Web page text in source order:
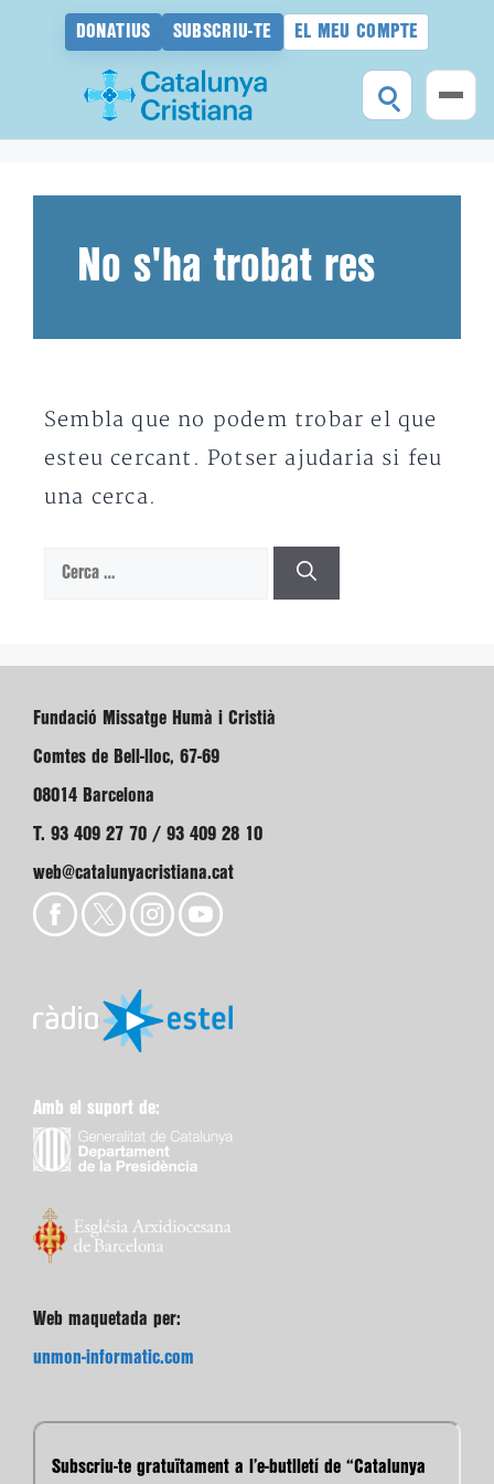
DONATIUS SUBSCRIU-TE EL MEU COMPTE
No s'ha trobat res
Sembla que no podem trobar el que
esteu cercant. Potser ajudaria si feu
una cerca.
Cerca:
Fundació Missatge Humà i Cristià
Comtes de Bell-lloc, 67-69
08014 Barcelona
T. 93 409 27 70 / 93 409 28 10
web@catalunyacristiana.cat
Amb el suport de:
Web maquetada per:
unmon-informatic.com
Subscriu-te gratuïtament a l’e-butlletí de “Catalunya